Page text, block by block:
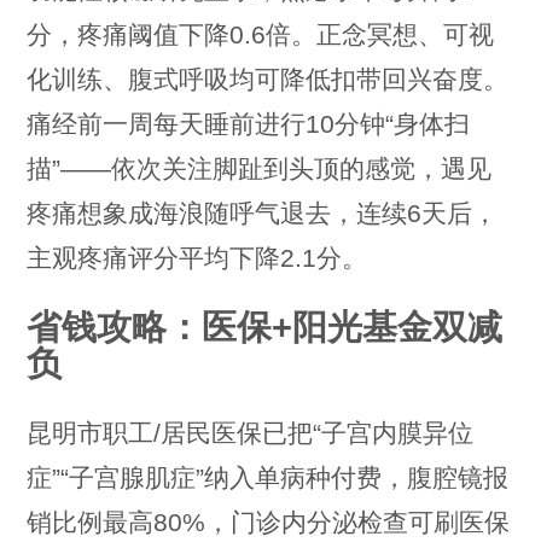
分，疼痛阈值下降0.6倍。正念冥想、可视
化训练、腹式呼吸均可降低扣带回兴奋度。
痛经前一周每天睡前进行10分钟“身体扫
描”——依次关注脚趾到头顶的感觉，遇见
疼痛想象成海浪随呼气退去，连续6天后，
主观疼痛评分平均下降2.1分。
省钱攻略：医保+阳光基金双减
负
昆明市职工/居民医保已把“子宫内膜异位
症”“子宫腺肌症”纳入单病种付费，腹腔镜报
销比例最高80%，门诊内分泌检查可刷医保